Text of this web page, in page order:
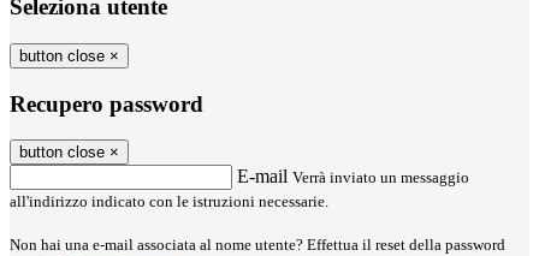
Seleziona utente
button close ×
Recupero password
button close ×
E-mail Verrà inviato un messaggio
all'indirizzo indicato con le istruzioni necessarie.
Non hai una e-mail associata al nome utente? Effettua il reset della password